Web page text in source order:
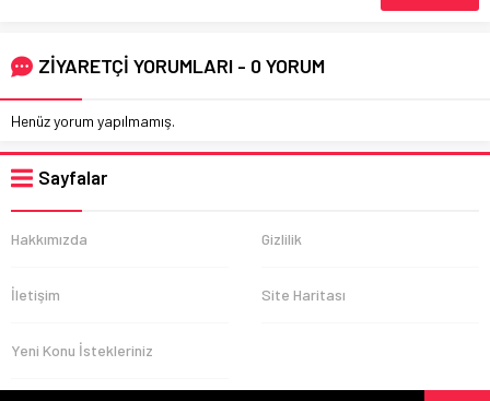
ZİYARETÇİ YORUMLARI - 0 YORUM
Henüz yorum yapılmamış.
Sayfalar
Hakkımızda Gizlilik
İletişim Site Haritası
Yeni Konu İstekleriniz